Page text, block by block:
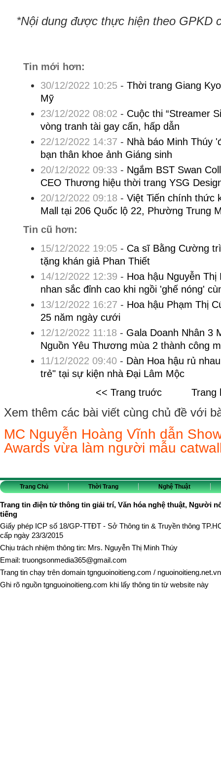
*Nội dung được thực hiện theo GPKD
Tin mới hơn:
30/12/2022 10:25- Thời trang Giang
Mỹ
23/12/2022 08:02 - Cuộc thi “Streamer
vòng tranh tài gay cấn, hấp dẫn
22/12/2022 14:37 - Nhà báo Minh Thúy
bạn thân khoe ảnh Giáng sinh
20/12/2022 09:33 - Ngắm BST Swan
CEO Thương hiệu thời trang YSG
20/12/2022 09:18 - Việt Tiến chính thức
Mall tại 206 Quốc lộ 22, Phường Trung
Tin cũ hơn:
15/12/2022 19:05- Ca sĩ Bằng Cường
tặng khán giả Phan Thiết
14/12/2022 12:39 - Hoa hậu Nguyễn
nhan sắc đỉnh cao khi ngồi 'ghế nóng'
13/12/2022 16:27 - Hoa hậu Phạm Thị
25 năm ngày cưới
12/12/2022 11:18 - Gala Doanh Nhân 3
Nguồn Yêu Thương mùa 2 thành công
11/12/2022 09:40- Dàn Hoa hậu rủ
trẻ" tại sự kiện nhà Đại Lâm Mộc
<< Trang truớc
Trang
Xem thêm các bài viết cùng chủ đề với
MC Nguyễn Hoàng Vĩnh dẫn
Awards vừa làm người mẫu
Trang Chủ Thời Trang Nghệ Thuật
Trang tin điện tử thông tin giải trí, Văn hóa nghệ thuật, Người
tiếng
Giấy phép ICP số 18/GP-TTĐT - Sở Thông tin & Truyền thông
cấp ngày 23/3/2015
Chịu trách nhiệm thông tin: Mrs. Nguyễn Thị Minh Thúy
Email: truongsonmedia365@gmail.com
Trang tin chạy trên domain tgnguoinoitieng.com / nguoinoitieng.net.vn
Ghi rõ nguồn tgnguoinoitieng.com khi lấy thông tin từ website này